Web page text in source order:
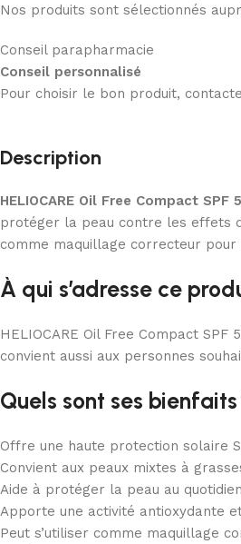
Nos produits sont sélectionnés
Conseil parapharmacie
Conseil personnalisé
Pour choisir le bon produit,
Description
HELIOCARE Oil Free Compact
protéger la peau contre les effets
comme maquillage correcteur
À qui s’adresse ce
HELIOCARE Oil Free Compact
convient aussi aux personnes
Quels sont ses bienfaits
Offre une haute protection solaire
Convient aux peaux mixtes à
Aide à protéger la peau au
Apporte une activité antioxydante
Peut s’utiliser comme maquillage